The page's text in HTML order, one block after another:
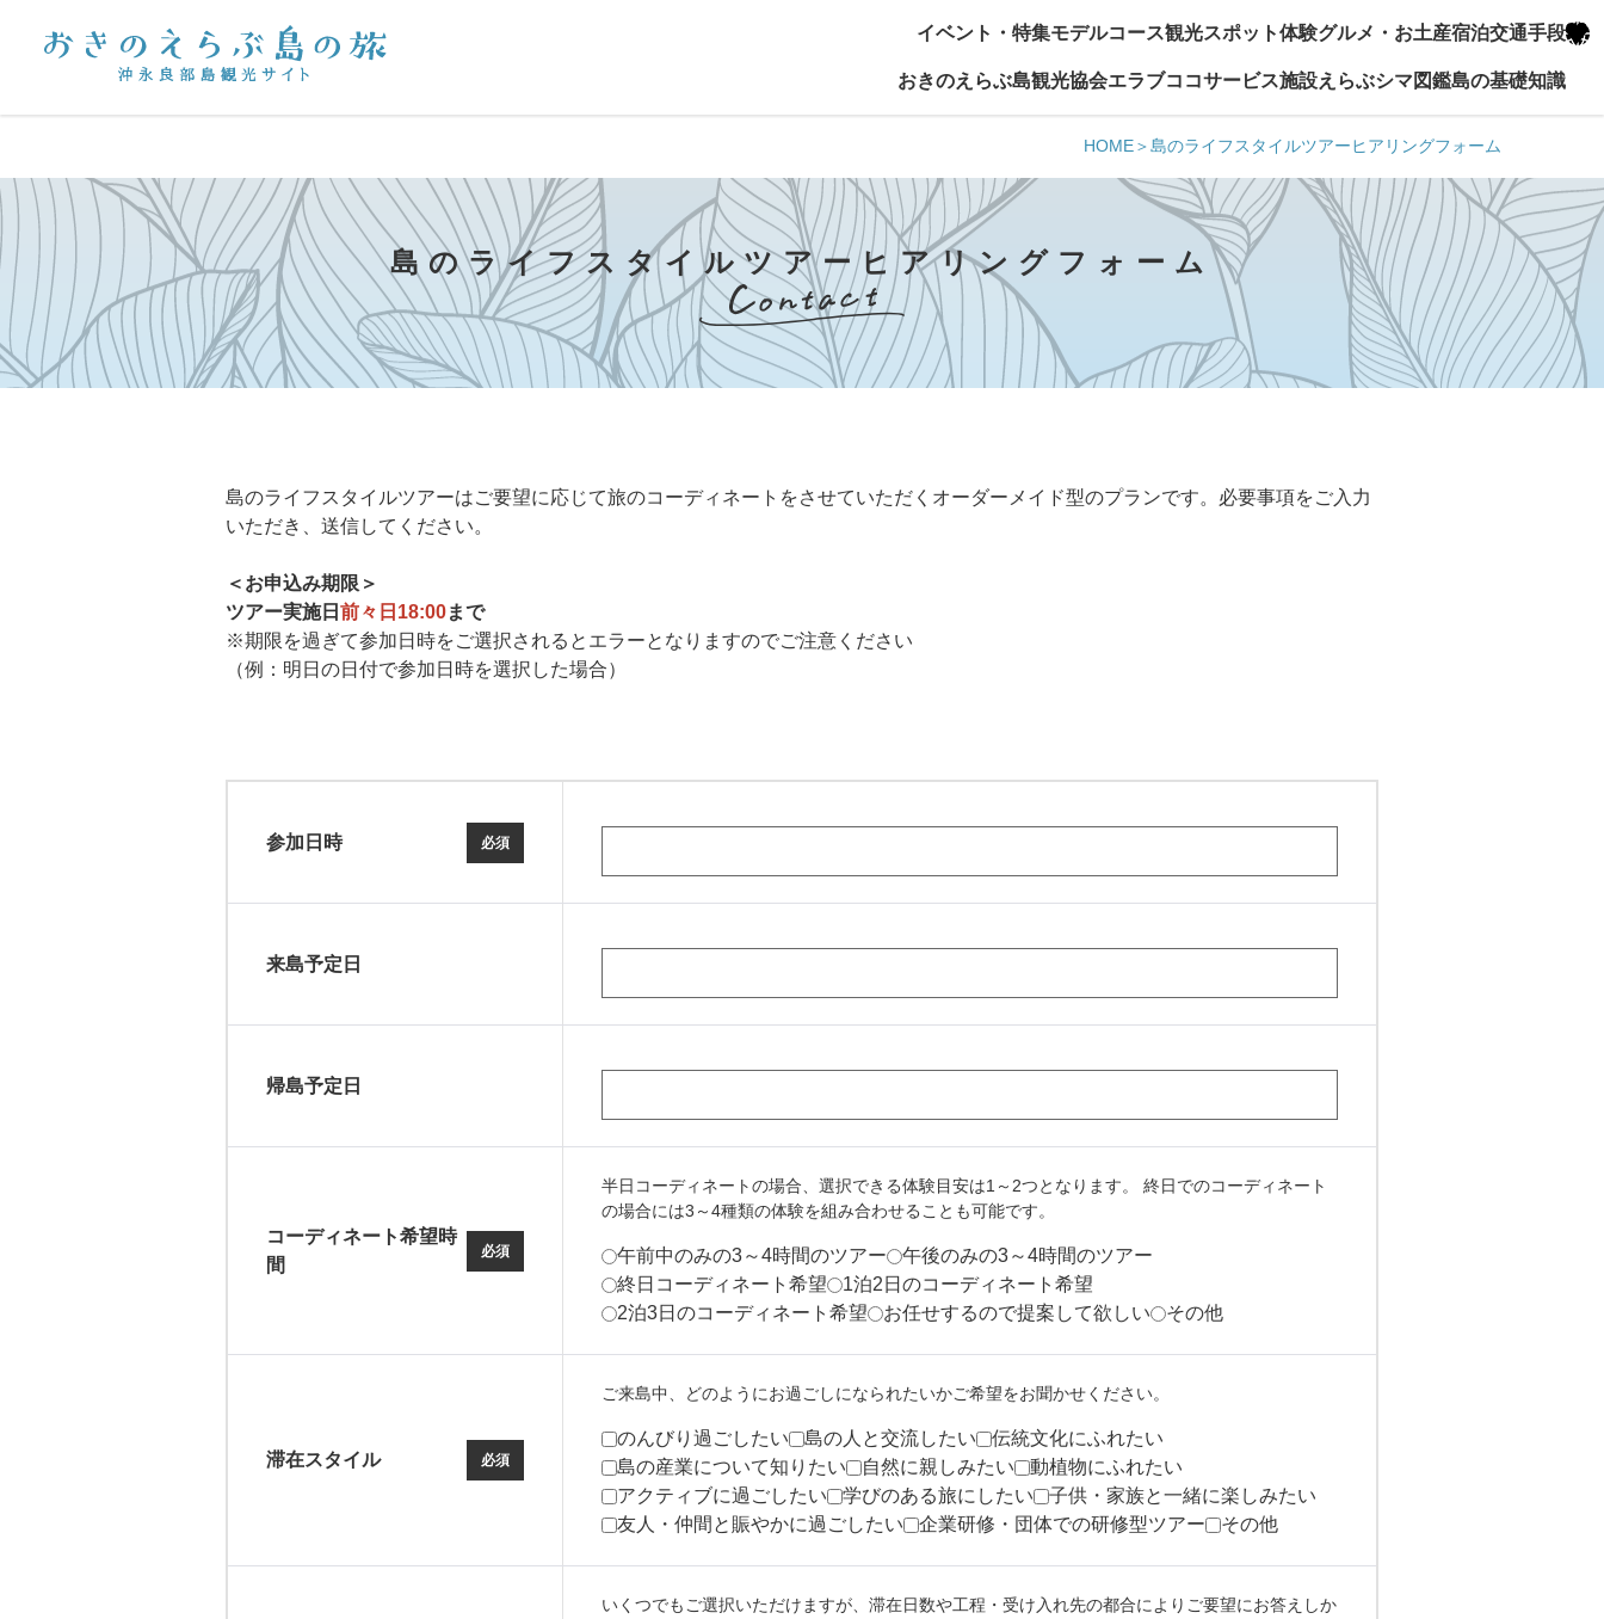
イベント・特集モデルコース観光スポット体験グルメ・お土産宿泊交通手段
おきのえらぶ島観光協会エラブココサービス施設えらぶシマ図鑑島の基礎知識
HOME 島のライフスタイルツアーヒアリングフォーム
島のライフスタイルツアーヒアリングフォーム
島のライフスタイルツアーはご要望に応じて旅のコーディネートをさせていただくオーダーメイド型のプランです。必要事項をご入力
いただき、送信してください。
＜お申込み期限＞
ツアー実施日 前々日18:00まで
※期限を過ぎて参加日時をご選択されるとエラーとなりますのでご注意ください
（例：明日の日付で参加日時を選択した場合）
参加日時 必須
来島予定日
帰島予定日
コーディネート希望時
間
必須
半日コーディネートの場合、選択できる体験目安は1～2つとなります。 終日でのコーディネート
の場合には3～4種類の体験を組み合わせることも可能です。
午前中のみの3～4時間のツアー
午後のみの3～4時間のツアー
終日コーディネート希望
1泊2日のコーディネート希望
2泊3日のコーディネート希望
お任せするので提案して欲しい その他
滞在スタイル 必須
ご来島中、どのようにお過ごしになられたいかご希望をお聞かせください。
のんびり過ごしたい 島の人と交流したい
伝統文化にふれたい
島の産業について知りたい
自然に親しみたい
動植物にふれたい
アクティブに過ごしたい
学びのある旅にしたい
子供・家族と一緒に楽しみたい
友人・仲間と賑やかに過ごしたい
企業研修・団体での研修型ツアー その他
いくつでもご選択いただけますが、滞在日数や工程・受け入れ先の都合によりご要望にお答えしか